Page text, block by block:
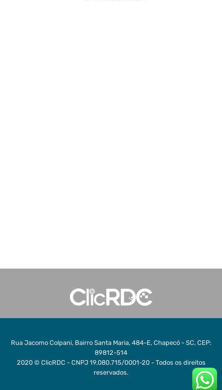
Rua Jacomo Colpani, Bairro Santa Maria, 484-E, Chapecó - SC, CEP:
89812-514
2020 © ClicRDC - CNPJ 19.080.715/0001-20 - Todos os direitos
reservados.